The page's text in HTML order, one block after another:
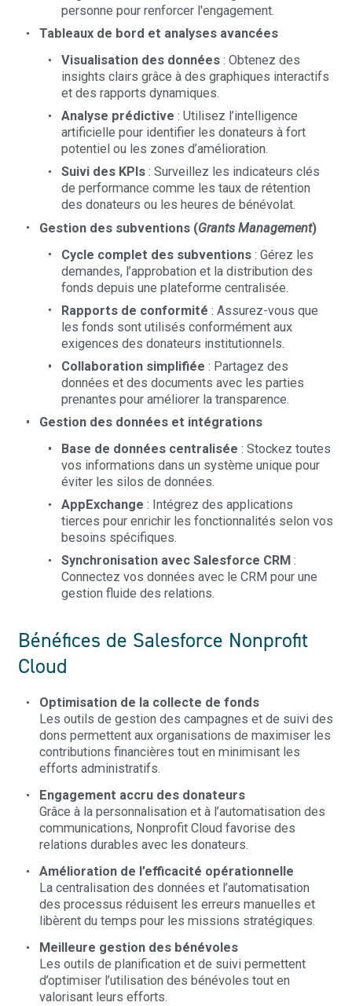
personne pour renforcer l'engagement.
Tableaux de bord et analyses avancées
Visualisation des données : Obtenez des
insights clairs grâce à des graphiques interactifs
et des rapports dynamiques.
Analyse prédictive : Utilisez l’intelligence
artificielle pour identifier les donateurs à fort
potentiel ou les zones d’amélioration.
Suivi des KPIs : Surveillez les indicateurs clés
de performance comme les taux de rétention
des donateurs ou les heures de bénévolat.
Gestion des subventions (Grants Management)
Cycle complet des subventions : Gérez les
demandes, l’approbation et la distribution des
fonds depuis une plateforme centralisée.
Rapports de conformité : Assurez-vous que
les fonds sont utilisés conformément aux
exigences des donateurs institutionnels.
Collaboration simplifiée : Partagez des
données et des documents avec les parties
prenantes pour améliorer la transparence.
Gestion des données et intégrations
Base de données centralisée : Stockez toutes
vos informations dans un système unique pour
éviter les silos de données.
AppExchange : Intégrez des applications
tierces pour enrichir les fonctionnalités selon vos
besoins spécifiques.
Synchronisation avec Salesforce CRM :
Connectez vos données avec le CRM pour une
gestion fluide des relations.
Bénéfices de Salesforce Nonprofit
Cloud
Optimisation de la collecte de fonds
Les outils de gestion des campagnes et de suivi des
dons permettent aux organisations de maximiser les
contributions financières tout en minimisant les
efforts administratifs.
Engagement accru des donateurs
Grâce à la personnalisation et à l’automatisation des
communications, Nonprofit Cloud favorise des
relations durables avec les donateurs.
Amélioration de l’efficacité opérationnelle
La centralisation des données et l’automatisation
des processus réduisent les erreurs manuelles et
libèrent du temps pour les missions stratégiques.
Meilleure gestion des bénévoles
Les outils de planification et de suivi permettent
d’optimiser l’utilisation des bénévoles tout en
valorisant leurs efforts.